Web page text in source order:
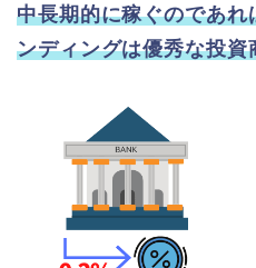
中長期的に稼ぐのであ
ンディングは優秀な投